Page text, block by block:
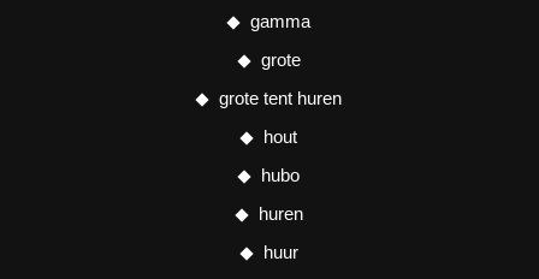
gamma
grote
grote tent huren
hout
hubo
huren
huur